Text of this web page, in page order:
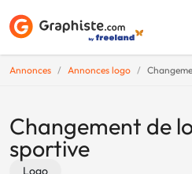
Annonces Annonces logo
Changement de
sportive
Logo